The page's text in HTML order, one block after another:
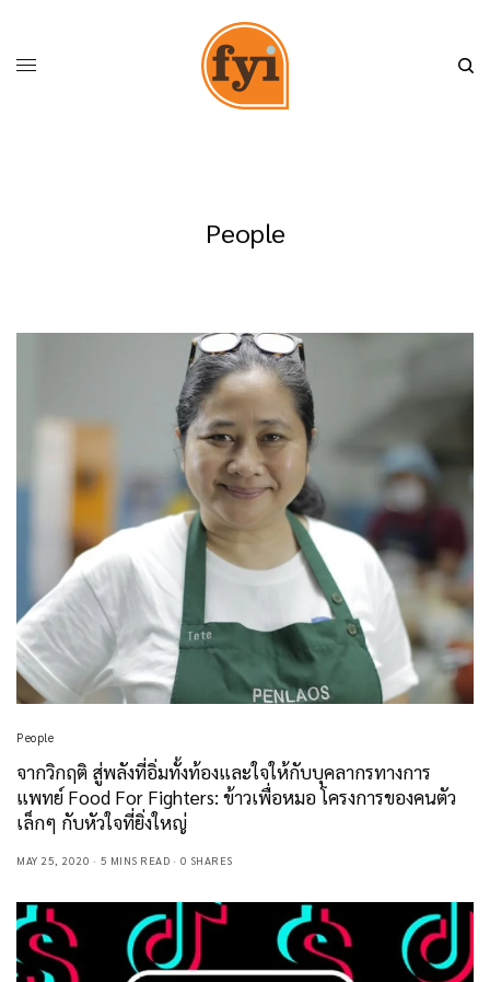
People
People
จากวิกฤติ สู่พลังที่อิ่มทั้งท้องและใจให้กับบุคลากรทางการ
แพทย์ Food For Fighters: ข้าวเพื่อหมอ โครงการของคนตัว
เล็กๆ กับหัวใจที่ยิ่งใหญ่
MAY 25, 2020 5 MINS READ 0 SHARES